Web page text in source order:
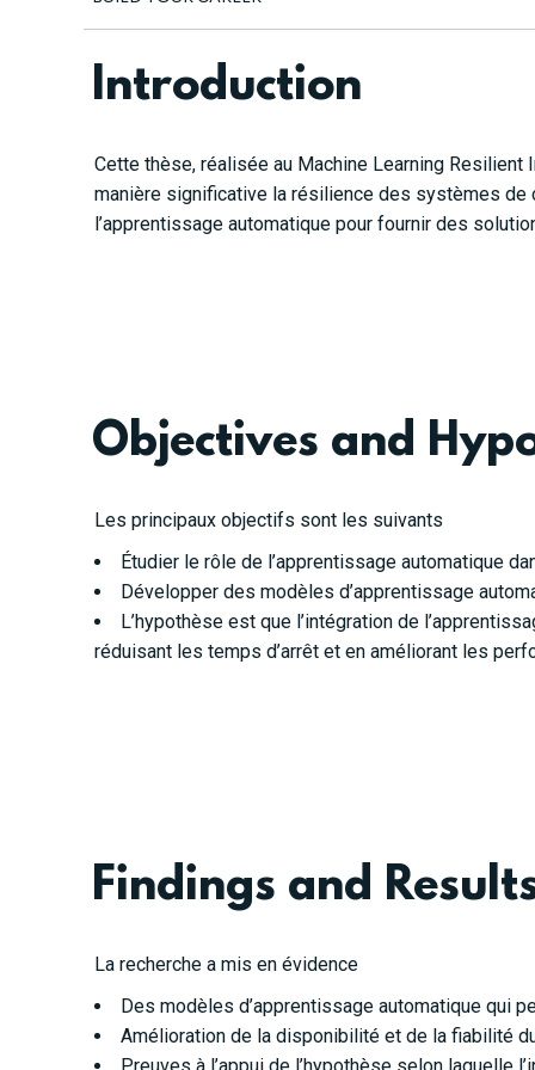
Introduction
Cette thèse, réalisée au Machine Learning
manière significative la résilience des systèmes
l’apprentissage automatique pour fournir des
Objectives and
Les principaux objectifs sont les suivants
Étudier le rôle de l’apprentissage automatique
Développer des modèles d’apprentissage
L’hypothèse est que l’intégration de
réduisant les temps d’arrêt et en améliorant les
Findings and
La recherche a mis en évidence
Des modèles d’apprentissage automatique qui
Amélioration de la disponibilité et de la fiabilité